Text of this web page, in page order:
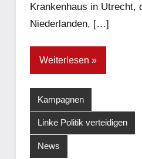
Krankenhaus in Utrecht,
Niederlanden, […]
Weiterlesen
Kampagnen
Linke Politik verteidigen
News